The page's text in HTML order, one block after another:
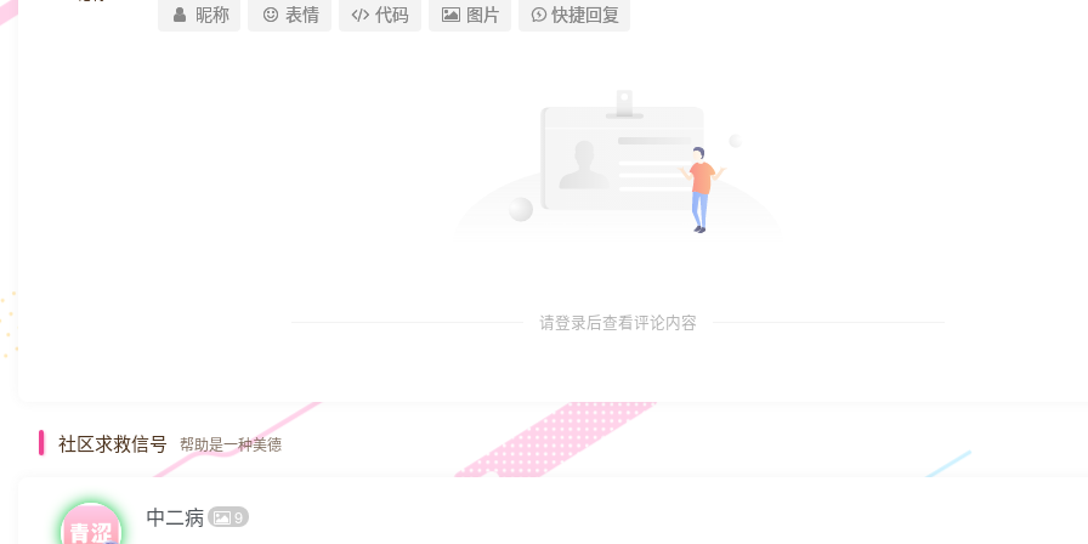
昵称
表情 代码 图片 快捷回复
请登录后查看评论内容
社区求救信号 帮助是一种美德
中二病 9